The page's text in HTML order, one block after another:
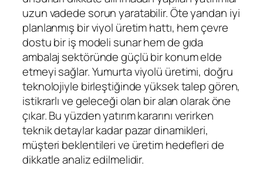
uzun vadede sorun yaratabilir. Öte yandan iyi
planlanmış bir viyol üretim hattı, hem çevre
dostu bir iş modeli sunar hem de gıda
ambalaj sektöründe güçlü bir konum elde
etmeyi sağlar. Yumurta viyolü üretimi, doğru
teknolojiyle birleştiğinde yüksek talep gören,
istikrarlı ve geleceği olan bir alan olarak öne
çıkar. Bu yüzden yatırım kararını verirken
teknik detaylar kadar pazar dinamikleri,
müşteri beklentileri ve üretim hedefleri de
dikkatle analiz edilmelidir.